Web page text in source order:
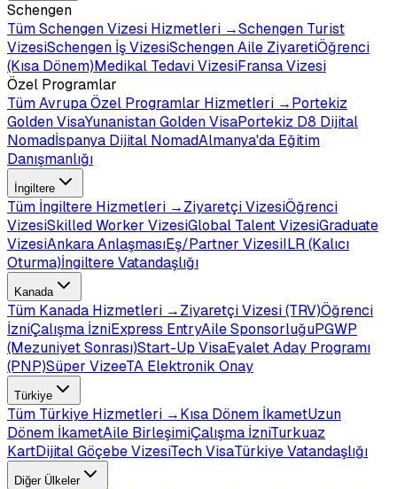
Schengen
TümSchengen Vizesi Hizmetleri →Schengen Turist
VizesiSchengen İş VizesiSchengen Aile ZiyaretiÖğrenci
(Kısa Dönem)Medikal Tedavi VizesiFransa Vizesi
Özel Programlar
TümAvrupa Özel Programlar Hizmetleri →Portekiz
Golden VisaYunanistan Golden VisaPortekiz D8 Dijital
Nomadİspanya Dijital NomadAlmanya'da Eğitim
Danışmanlığı
İngiltere
Tüm İngiltere Hizmetleri →Ziyaretçi VizesiÖğrenci
VizesiSkilled Worker VizesiGlobal Talent VizesiGraduate
VizesiAnkara AnlaşmasıEş/Partner VizesiILR (Kalıcı
Oturma)İngiltere Vatandaşlığı
Kanada
Tüm Kanada Hizmetleri →Ziyaretçi Vizesi (TRV)Öğrenci
İzniÇalışma İzniExpress EntryAile SponsorluğuPGWP
(Mezuniyet Sonrası)Start-Up VisaEyalet Aday Programı
(PNP)Süper VizeeTA Elektronik Onay
Türkiye
Tüm Türkiye Hizmetleri →Kısa Dönem İkametUzun
Dönem İkametAile BirleşimiÇalışma İzniTurkuaz
KartDijital Göçebe VizesiTech VisaTürkiye Vatandaşlığı
Diğer Ülkeler